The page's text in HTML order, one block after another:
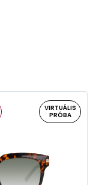
VIRTUÁLIS
PRÓBA